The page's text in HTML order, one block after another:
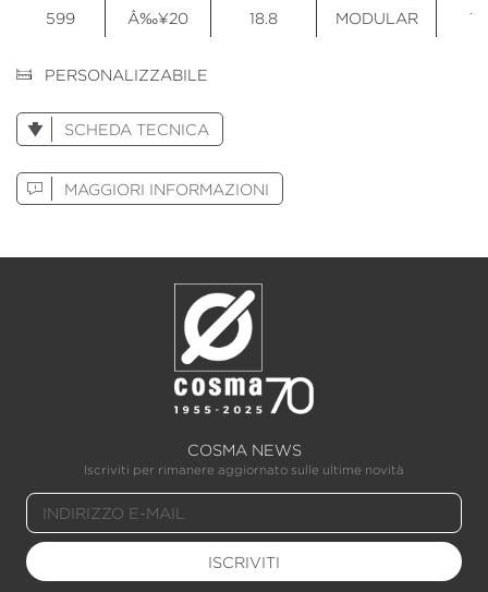
599 Â‰¥20 18.8 MODULAR
PERSONALIZZABILE
SCHEDA TECNICA
MAGGIORI INFORMAZIONI
COSMA NEWS
Iscriviti per rimanere aggiornato sulle ultime novità
ISCRIVITI